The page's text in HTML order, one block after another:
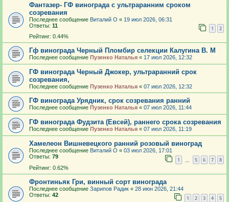
Фантазер- ГФ винограда с ультраранним сроком
созревания
Последнее сообщение Виталий О « 19 июл 2026, 06:31
Ответы: 11 1 2
Рейтинг: 0.44%
Гф винограда Черный Пломбир селекции Калугина В. М
Последнее сообщение Пузенко Наталья « 17 июл 2026, 12:32
ГФ винограда Черный Джокер, ультраранний срок
созревания,
Последнее сообщение Пузенко Наталья « 07 июл 2026, 12:32
ГФ винограда Урядник, срок созревания ранний
Последнее сообщение Пузенко Наталья « 07 июл 2026, 11:44
ГФ винограда Фудзита (Евсей), раннего срока созревания
Последнее сообщение Пузенко Наталья « 07 июл 2026, 11:19
Хамелеон Вишневецкого ранний розовый виноград
Последнее сообщение Виталий О « 03 июл 2026, 17:01
Ответы: 79 1 5 6 7 8
Рейтинг: 0.62%
Фронтиньяк Гри, винный сорт винограда
Последнее сообщение Зарипов Радик « 28 июн 2026, 21:44
Ответы: 42 1 2 3 4 5